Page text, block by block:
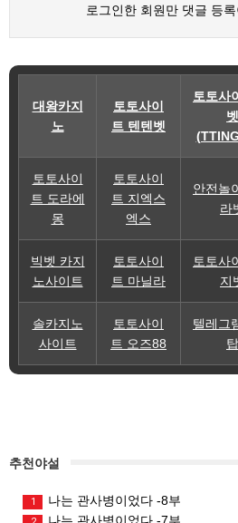
로그인한 회원만 댓글 등
대왕카지
노
토토사이
트 텐텐벳
토토사
벳
토토사이
트 도라에
몽
토토사이
트 지엑스
엑스
안전놀
라
빅벳 카지
노사이트
토토사이
트 마닐라
토토사
지
솔카지노
사이트
토토사이
트 오즈88
텔레그
탑
추천야설
1 나는 관사병이었다 -8부